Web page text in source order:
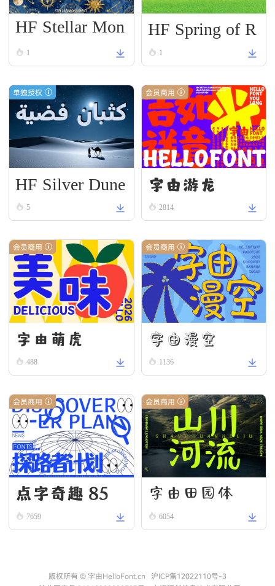
HF Stellar Mon
ument
1
HF Spring of R
enewal
1
单独授权
HF Silver Dune
5
会员商用
字由游龙
2814
会员商用
字由萌虎
488
会员商用
字由漫空
1136
会员商用
点字奇趣 85
7659
会员商用
字由田园体
6054
版权所有 © 字由HelloFont.cn
沪ICP备12022110号-3